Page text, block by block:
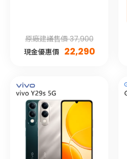
原廠建議售價 37,900
現金優惠價 22,290